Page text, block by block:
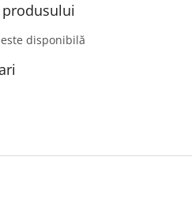
disponibilă